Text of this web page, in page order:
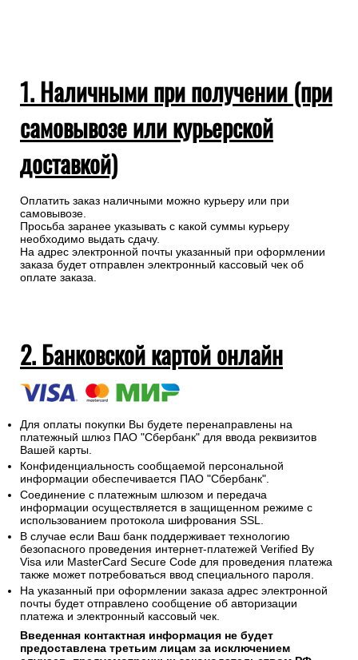
1. Наличными при получении (при
самовывозе или курьерской
доставкой)
Оплатить заказ наличными можно курьеру или при
самовывозе.
Просьба заранее указывать с какой суммы курьеру
необходимо выдать сдачу.
На адрес электронной почты указанный при оформлении
заказа будет отправлен электронный кассовый чек об
оплате заказа.
2. Банковской картой онлайн
Для оплаты покупки Вы будете перенаправлены на
платежный шлюз ПАО "Сбербанк" для ввода реквизитов
Вашей карты.
Конфиденциальность сообщаемой персональной
информации обеспечивается ПАО "Сбербанк".
Соединение с платежным шлюзом и передача
информации осуществляется в защищенном режиме с
использованием протокола шифрования SSL.
В случае если Ваш банк поддерживает технологию
безопасного проведения интернет-платежей Verified By
Visa или MasterCard Secure Code для проведения платежа
также может потребоваться ввод специального пароля.
На указанный при оформлении заказа адрес электронной
почты будет отправлено сообщение об авторизации
платежа и электронный кассовый чек.
Введенная контактная информация не будет
предоставлена третьим лицам за исключением